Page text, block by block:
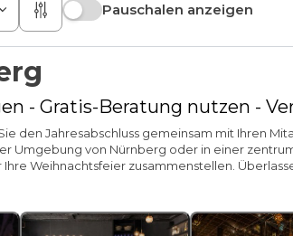
Pauschalen anzeigen
- Gratis-Beratung nutzen -
den Jahresabschluss gemeinsam mit Ihren
Umgebung von Nürnberg oder in einer
Weihnachtsfeier zusammenstellen.